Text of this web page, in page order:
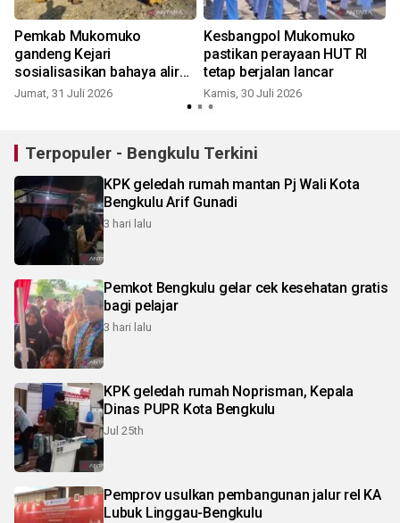
Pemkab Mukomuko
gandeng Kejari
sosialisasikan bahaya aliran
kepercayaan
Jumat, 31 Juli 2026
Kesbangpol Mukomuko
pastikan perayaan HUT RI
tetap berjalan lancar
Kamis, 30 Juli 2026
Terpopuler - Bengkulu Terkini
KPK geledah rumah mantan Pj Wali Kota
Bengkulu Arif Gunadi
3 hari lalu
Pemkot Bengkulu gelar cek kesehatan gratis
bagi pelajar
3 hari lalu
KPK geledah rumah Noprisman, Kepala
Dinas PUPR Kota Bengkulu
Jul 25th
Pemprov usulkan pembangunan jalur rel KA
Lubuk Linggau-Bengkulu